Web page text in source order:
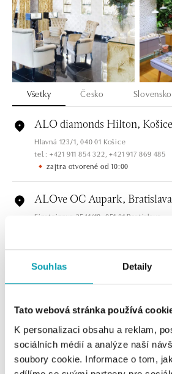
Souhlas Detaily
Tato webová stránka používá
K personalizaci obsahu a reklam,
sociálních médií a analýze naší
soubory cookie. Informace o tom,
Všetky Česko Slovensko
ALO diamonds Hilton, Košice
Hlavná 123/1, 040 01 Košice
tel.: +421 911 854 322, +421 917 869 485
zajtra otvorené od 10:00
ALOve OC Aupark, Bratislava
Einsteinova 3541/18, 851 01 Bratislava
ALOve OC Eurovea, Bratislava
zajtra otvorené od 10:00
HALADA OC Avion,
Ivanská cesta 16, 821 04 Bratislava